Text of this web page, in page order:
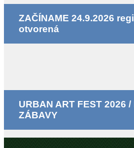
ZAČÍNAME 24.9.2026
otvorená
URBAN ART FEST 2026 /
ZÁBAVY